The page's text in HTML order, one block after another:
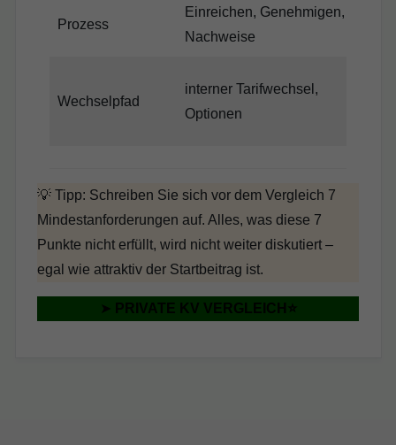
Prozess
Einreichen, Genehmigen,
Nachweise
Wechselpfad
interner Tarifwechsel,
Optionen
💡 Tipp: Schreiben Sie sich vor dem Vergleich 7
Mindestanforderungen auf. Alles, was diese 7
Punkte nicht erfüllt, wird nicht weiter diskutiert –
egal wie attraktiv der Startbeitrag ist.
➤ PRIVATE KV VERGLEICH⭐